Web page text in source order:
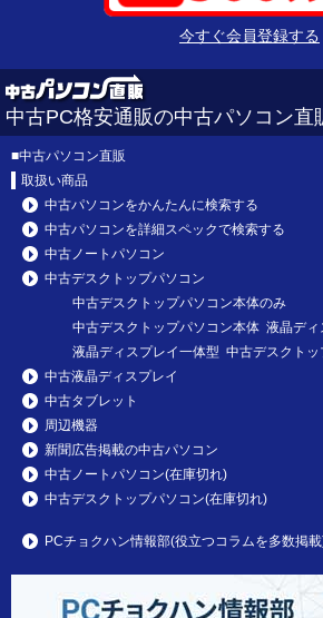
今すぐ会員登録する
中古PC格安通販の中古パソコン直
■中古パソコン直販
取扱い商品
中古パソコンをかんたんに検索する
中古パソコンを詳細スペックで検索する
中古ノートパソコン
中古デスクトップパソコン
中古デスクトップパソコン本体のみ
中古デスクトップパソコン本体 液晶ディ
液晶ディスプレイ一体型 中古デスクトッ
中古液晶ディスプレイ
中古タブレット
周辺機器
新聞広告掲載の中古パソコン
中古ノートパソコン(在庫切れ)
中古デスクトップパソコン(在庫切れ)
PCチョクハン情報部(役立つコラムを多数掲